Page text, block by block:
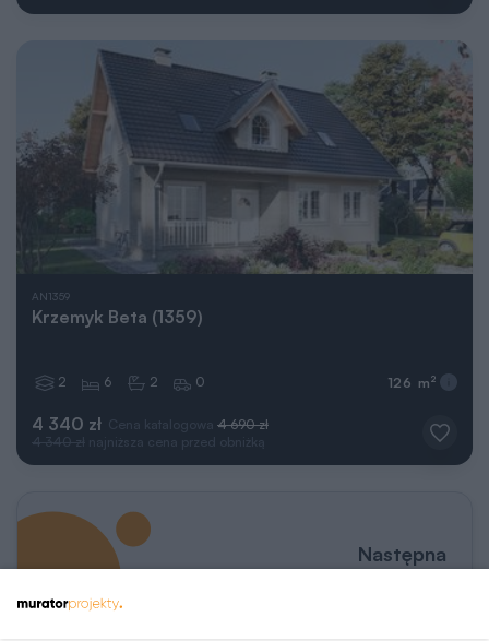
AN1359
Krzemyk Beta (1359)
4 340 zł Cena katalogowa 4 690 zł
4 340 zł najniższa cena przed obniżką
2 6 2 0 126 m 2
Następna
strona